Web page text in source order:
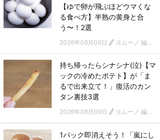
【ゆで卵が飛ぶほどウマくな
る食べ方】半熟の黄身と合
う〜！2選
2026年08月09日 ヨムーノ 編集部
持ち帰ったらシナシナ(泣)【マ
ックの冷めたポテト】が「ま
るで出来立て！」復活のカン
タン裏技3選
2026年08月09日 ヨムーノ 編集部
1パック即消えそう！「嵐にし